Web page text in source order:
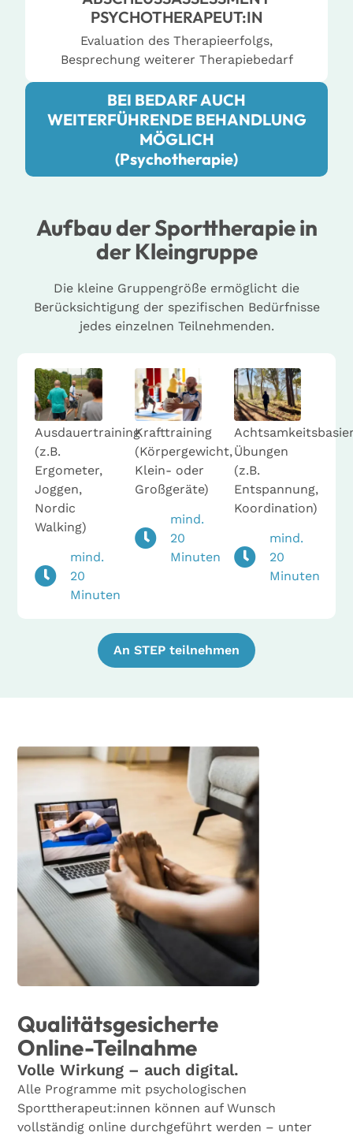
PSYCHOTHERAPEUT:IN
Evaluation des Therapieerfolgs,
Besprechung weiterer Therapiebedarf
BEI BEDARF AUCH
WEITERFÜHRENDE BEHANDLUNG
MÖGLICH
(Psychotherapie)
Aufbau der Sporttherapie in
der Kleingruppe
Die kleine Gruppengröße ermöglicht die
Berücksichtigung der spezifischen Bedürfnisse
jedes einzelnen Teilnehmenden.
Ausdauertraining
(z.B.
Ergometer,
Joggen,
Nordic
Walking)
mind.
20
Minuten
Krafttraining
(Körpergewicht,
Klein- oder
Großgeräte)
mind.
20
Minuten
Übungen
(z.B.
Entspannung,
Koordination)
mind.
20
Minuten
An STEP teilnehmen
Qualitätsgesicherte
Online-Teilnahme
Volle Wirkung – auch digital.
Alle Programme mit psychologischen
Sporttherapeut:innen können auf Wunsch
vollständig online durchgeführt werden – unter